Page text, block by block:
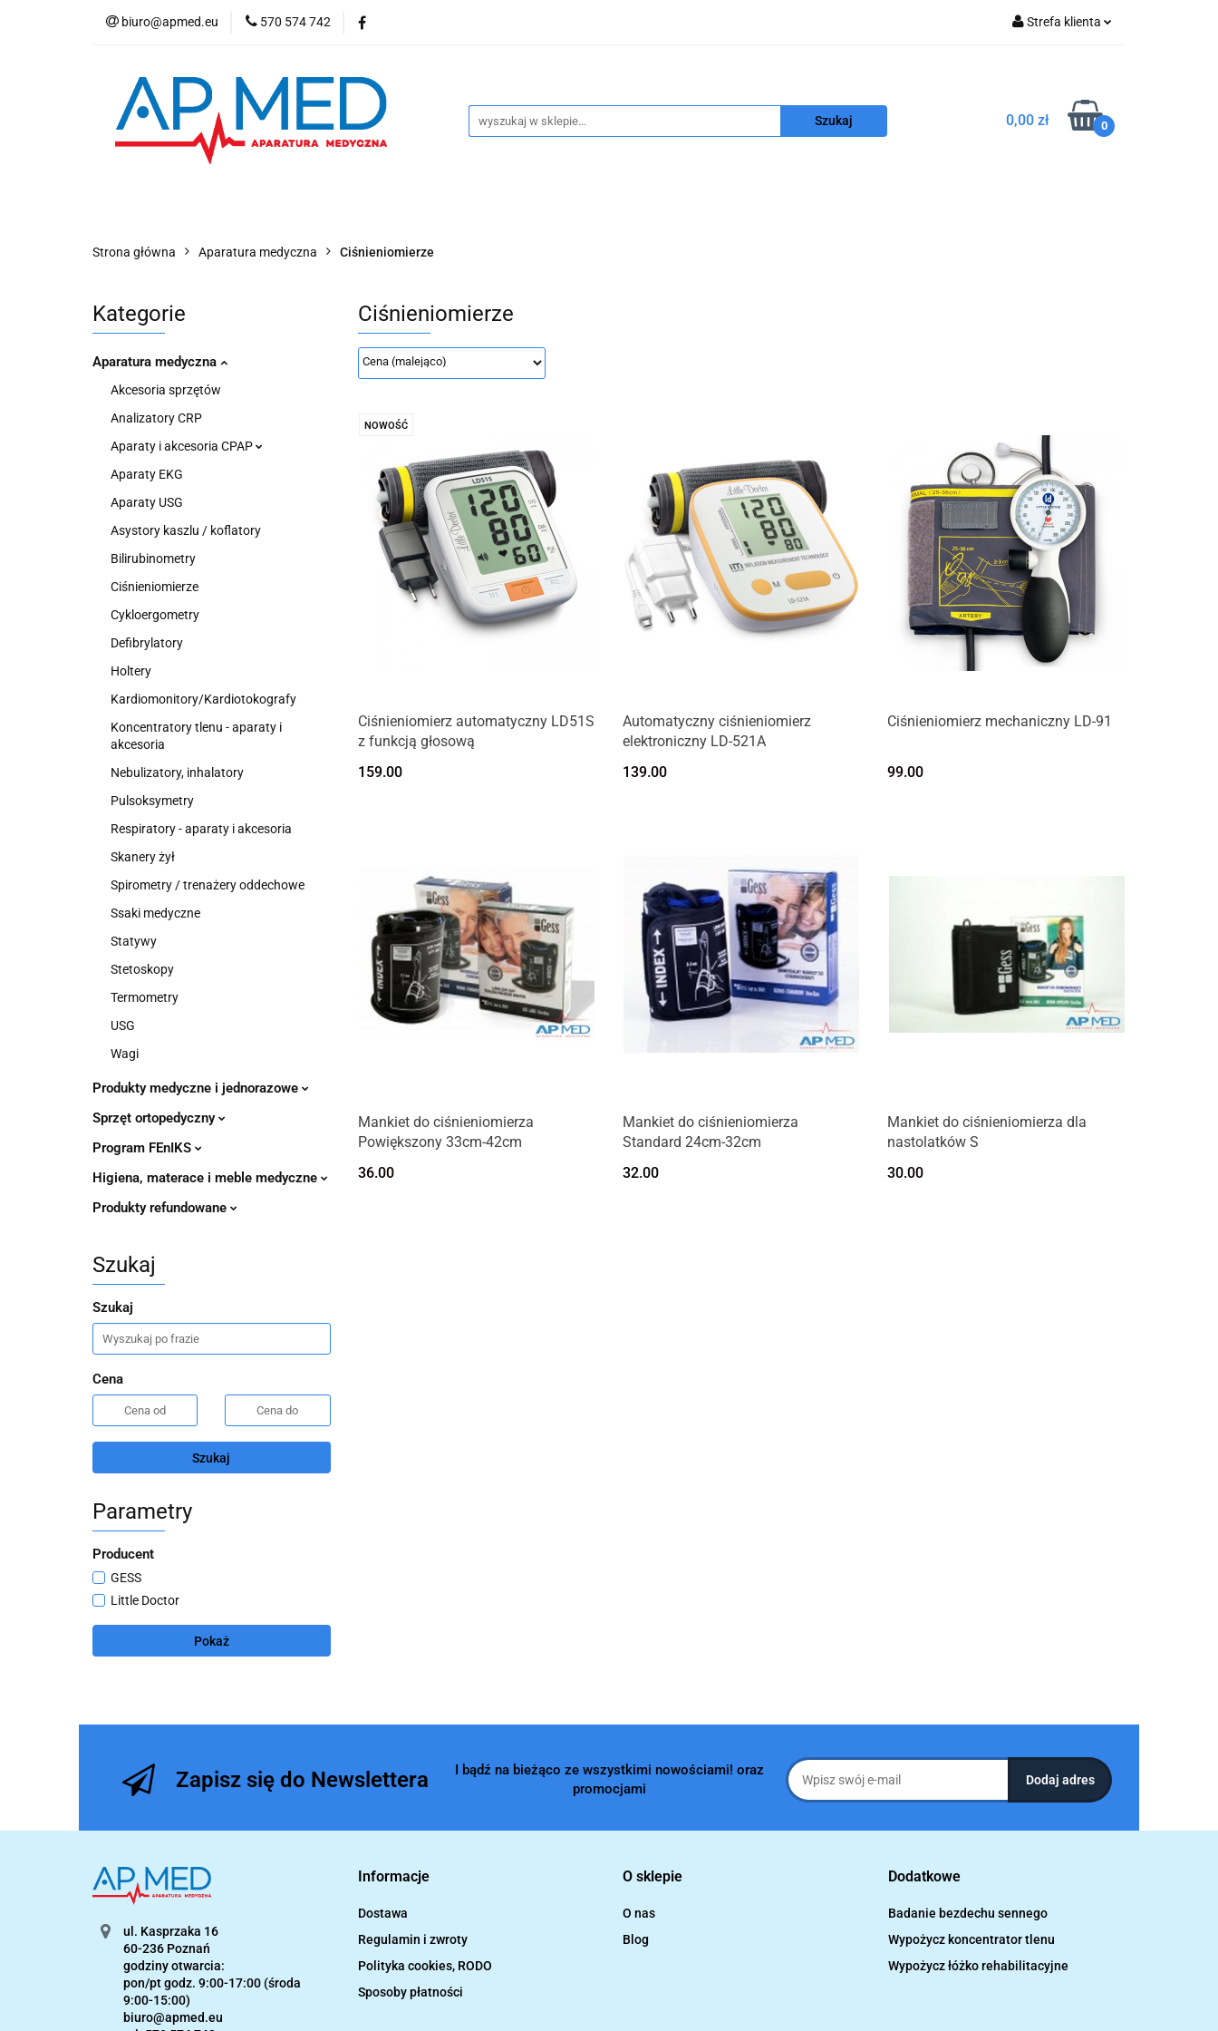
biuro@apmed.eu 570 574 742 Strefa klienta
Zarejestruj się
Dodaj zgłoszenie
0,00 zł 0
Refundacja NFZ
Produkty
Badanie bezdechu sennego
Strona główna Aparatura medyczna Ciśnieniomierze
Kategorie
Aparatura medyczna
Akcesoria sprzętów
Analizatory CRP
Aparaty i akcesoria CPAP
Aparaty EKG
Aparaty USG
Asystory kaszlu / koflatory
Bilirubinometry
Ciśnieniomierze
Cykloergometry
Defibrylatory
Holtery
Kardiomonitory/Kardiotokografy
Koncentratory tlenu - aparaty i
akcesoria
Nebulizatory, inhalatory
Pulsoksymetry
Respiratory - aparaty i akcesoria
Skanery żył
Spirometry / trenażery oddechowe
Ssaki medyczne
Statywy
Stetoskopy
Termometry
USG
Wagi
Produkty medyczne i jednorazowe
Sprzęt ortopedyczny
Program FEnIKS
Higiena, materace i meble medyczne
Produkty refundowane
Szukaj
Szukaj
Cena
Szukaj
Parametry
Producent
GESS
Little Doctor
Pokaż
Ciśnieniomierze
NOWOŚĆ
Ciśnieniomierz automatyczny LD51S
z funkcją głosową
159.00
Automatyczny ciśnieniomierz
elektroniczny LD-521A
139.00
Ciśnieniomierz mechaniczny LD-91
99.00
Mankiet do ciśnieniomierza
Powiększony 33cm-42cm
36.00
Mankiet do ciśnieniomierza
Standard 24cm-32cm
32.00
Mankiet do ciśnieniomierza dla
nastolatków S
30.00
Zapisz się do Newslettera
I bądź na bieżąco ze wszystkimi nowościami! oraz
promocjami
ul. Kasprzaka 16
60-236 Poznań
godziny otwarcia:
pon/pt godz. 9:00-17:00 (środa
9:00-15:00)
biuro@apmed.eu
Informacje
Dostawa
Regulamin i zwroty
Polityka cookies, RODO
Sposoby płatności
O sklepie
O nas
Blog
Dodatkowe
Badanie bezdechu sennego
Wypożycz koncentrator tlenu
Wypożycz łóżko rehabilitacyjne